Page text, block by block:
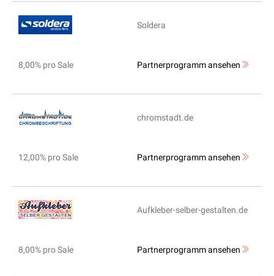
Soldera
8,00% pro Sale Partnerprogramm ansehen
chromstadt.de
12,00% pro Sale Partnerprogramm ansehen
Aufkleber-selber-gestalten.de
8,00% pro Sale Partnerprogramm ansehen